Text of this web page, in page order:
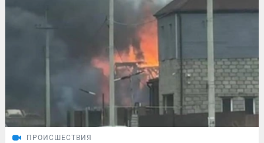
ПРОИСШЕСТВИЯ